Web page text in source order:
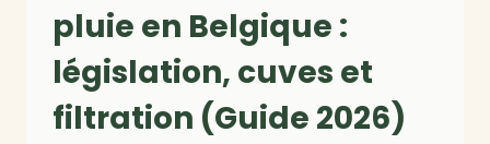
pluie en Belgique :
législation, cuves et
filtration (Guide 2026)